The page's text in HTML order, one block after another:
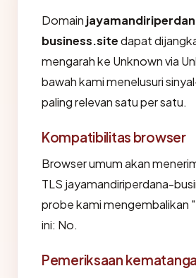
Domain
business.sitedapat
mengarah ke Unknown via
bawah kami menelusuri
paling relevan satu per satu.
Kompatibilitas browser
Browser umum akan
TLS jayamandiriperdana-
probe kami mengembalikan
ini: No.
Pemeriksaan